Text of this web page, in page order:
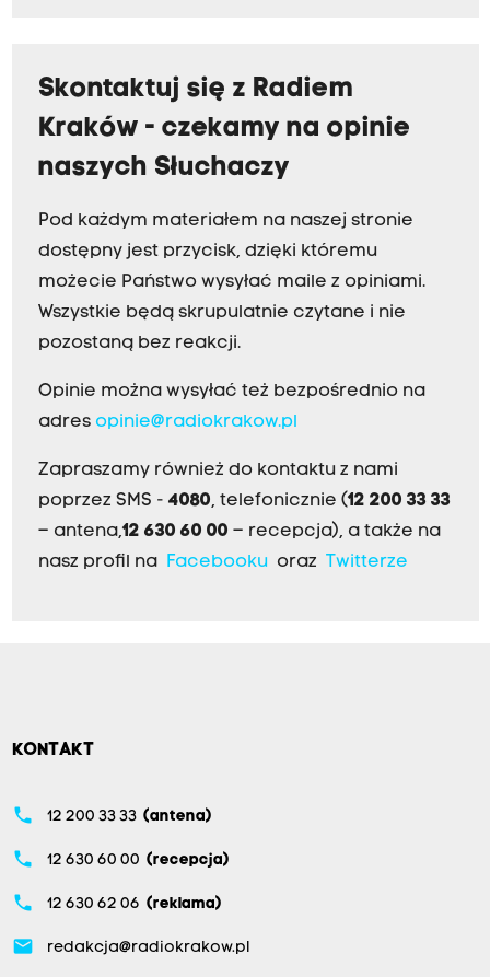
Skontaktuj się z Radiem
Kraków - czekamy na opinie
naszych Słuchaczy
Pod każdym materiałem na naszej stronie
dostępny jest przycisk, dzięki któremu
możecie Państwo wysyłać maile z opiniami.
Wszystkie będą skrupulatnie czytane i nie
pozostaną bez reakcji.
Opinie można wysyłać też bezpośrednio na
adres opinie@radiokrakow.pl
Zapraszamy również do kontaktu z nami
poprzez SMS - 4080, telefonicznie (12 200 33 33
– antena,12 630 60 00 – recepcja), a także na
nasz profil na Facebookuoraz Twitterze
KONTAKT
phone 12 200 33 33 (antena)
phone 12 630 60 00 (recepcja)
phone 12 630 62 06 (reklama)
email redakcja@radiokrakow.pl